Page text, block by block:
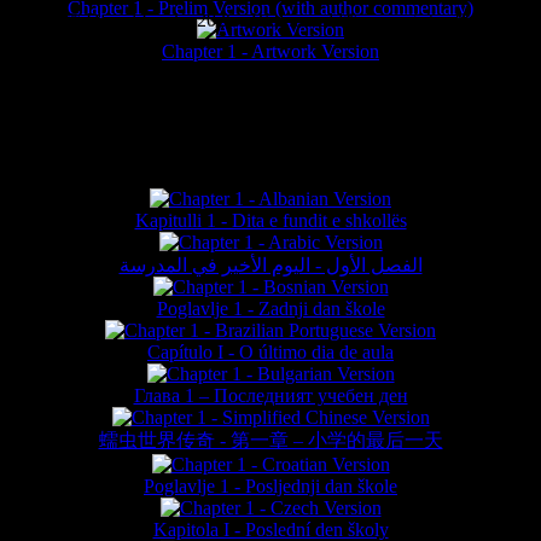
Chapter 1 - Prelim Version (with author commentary)
Chapter 1 - Artwork Version
Kapitulli 1 - Dita e fundit e shkollës
الفصل الأول - اليوم الأخير في المدرسة
Poglavlje 1 - Zadnji dan škole
Capítulo I - O último dia de aula
Глава 1 – Последният учебен ден
蠕虫世界传奇 - 第一章 – 小学的最后一天
Poglavlje 1 - Posljednji dan škole
Kapitola I - Poslední den školy
website © Daniel Lieske 2026 - Wormworld® is a registered